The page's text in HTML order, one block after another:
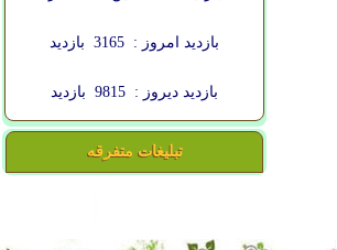
بازدید امروز : 3165 بازدید
بازدید دیروز : 9815 بازدید
تبلیغات متفرقه